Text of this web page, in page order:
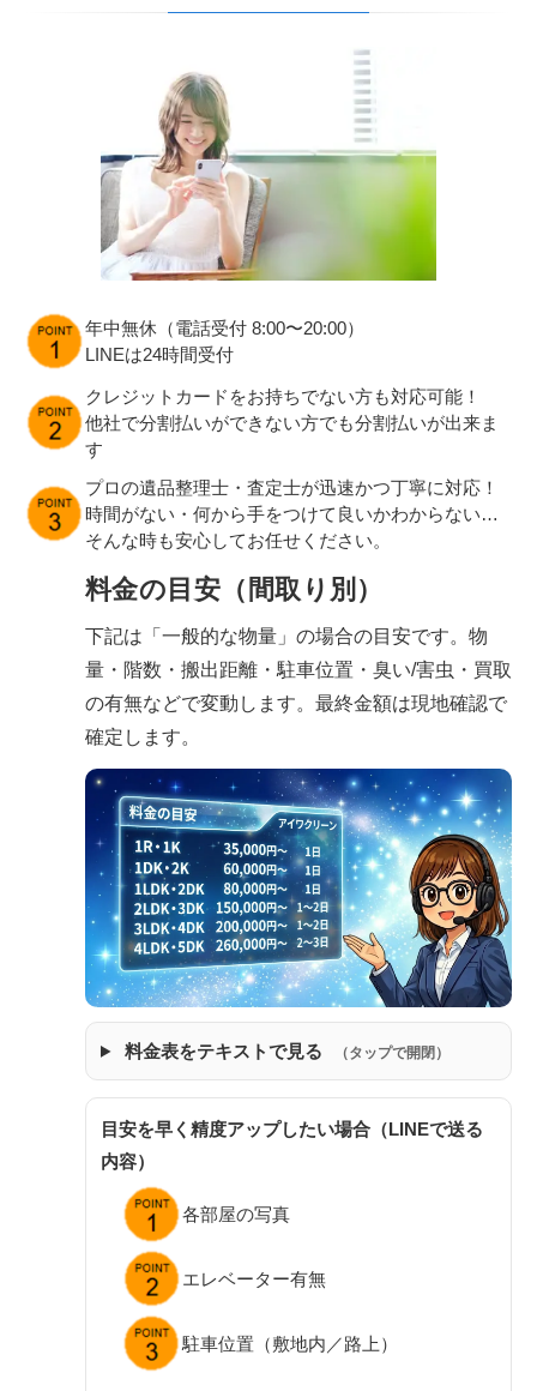
年中無休（電話受付 8:00〜20:00）
LINEは24時間受付
クレジットカードをお持ちでない方も対応可能！
他社で分割払いができない方でも分割払いが出来ま
す
プロの遺品整理士・査定士が迅速かつ丁寧に対応！
時間がない・何から手をつけて良いかわからない…
そんな時も安心してお任せください。
料金の目安（間取り別）
下記は「一般的な物量」の場合の目安です。物
量・階数・搬出距離・駐車位置・臭い/害虫・買取
の有無などで変動します。最終金額は現地確認で
確定します。
料金表をテキストで見る （タップで開閉）
目安を早く精度アップしたい場合（LINEで送る
内容）
各部屋の写真
エレベーター有無
駐車位置（敷地内／路上）